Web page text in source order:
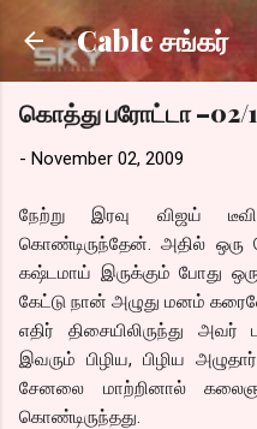
Skip to
Cable சங்கர்
கொத்து பரோட்டா –02/
- November 02, 2009
நேற்று இரவு விஜய்
கொண்டிருந்தேன். அதில்
கஷ்டமாய் இருக்கும் போது
கேட்டு நான் அழுது மனம்
எதிர் திசையிலிருந்து
இவரும் பிழிய, பிழிய
சேனலை மாற்றினால்
கொண்டிருந்தது.